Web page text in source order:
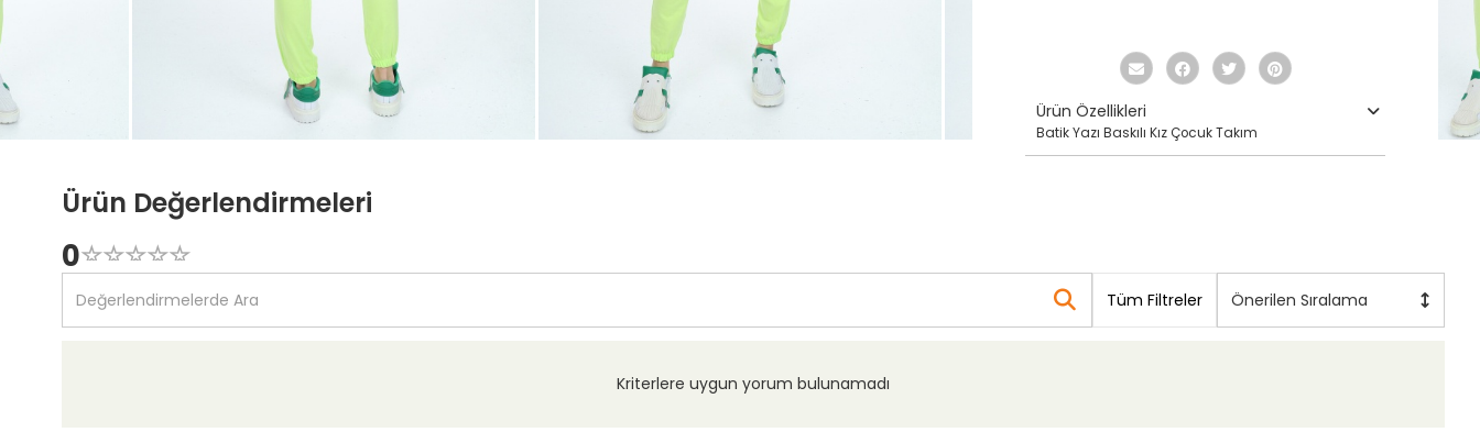
Ürün Özellikleri
Batik Yazı Baskılı Kız Çocuk Takım
Ürün Değerlendirmeleri
0☆☆☆☆☆
★★★★★
Tüm Filtreler Önerilen Sıralama
Kriterlere uygun yorum bulunamadı